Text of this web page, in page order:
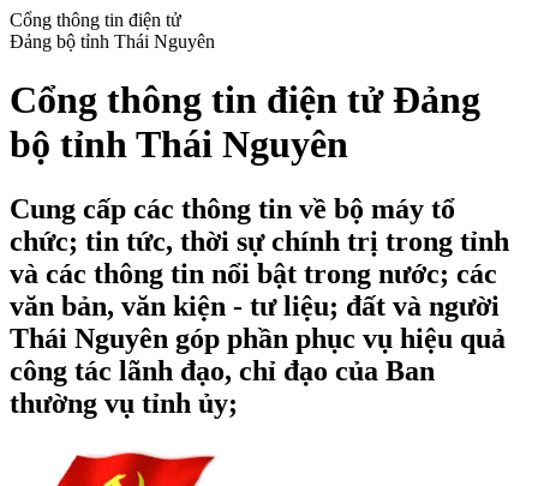
Cổng thông tin điện tử
Đảng bộ tỉnh Thái Nguyên
Cổng thông tin điện tử Đảng
bộ tỉnh Thái Nguyên
Cung cấp các thông tin về bộ máy tổ
chức; tin tức, thời sự chính trị trong tỉnh
và các thông tin nổi bật trong nước; các
văn bản, văn kiện - tư liệu; đất và người
Thái Nguyên góp phần phục vụ hiệu quả
công tác lãnh đạo, chỉ đạo của Ban
thường vụ tỉnh ủy;